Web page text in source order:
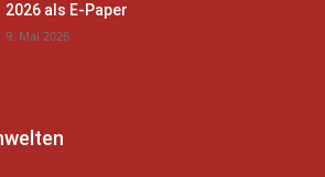
2026 als E-Paper
9. Mai 2026